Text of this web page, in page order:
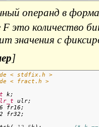
операнд в
F это количество
значения с
]
< stdfix.h >
< fract.h >
k;
ulr;
fr16;